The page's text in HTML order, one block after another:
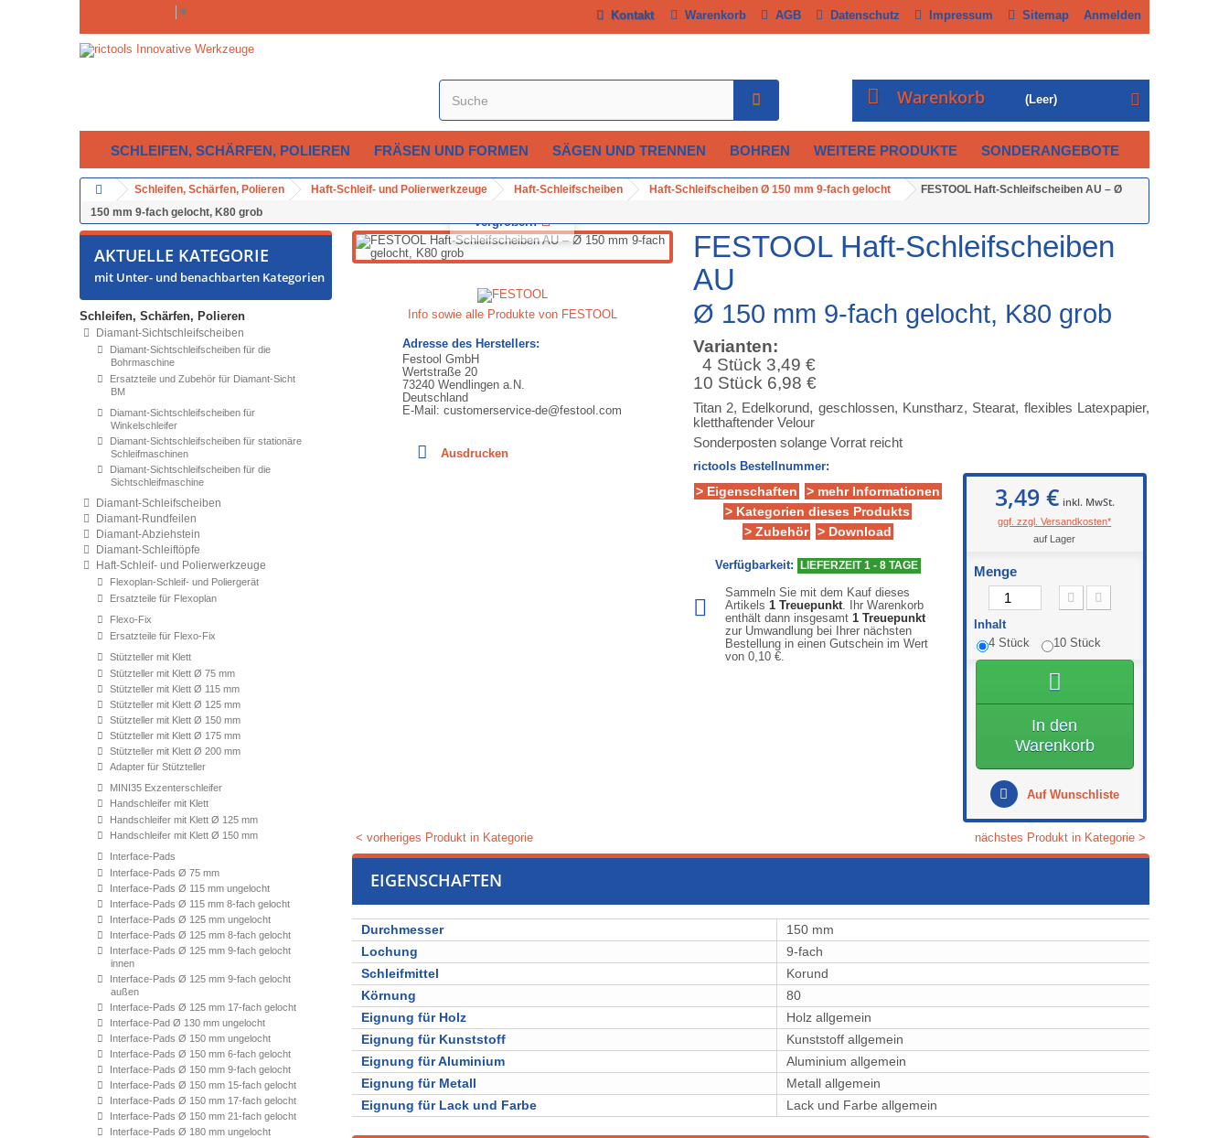
Anmelden
▼ Sitemap
Impressum
Datenschutz
AGB
Warenkorb
Kontakt
Warenkorb (Leer)
SCHLEIFEN, SCHÄRFEN, POLIEREN FRÄSEN UND FORMEN SÄGEN UND TRENNEN BOHREN WEITERE PRODUKTE SONDERANGEBOTE
Schleifen, Schärfen, Polieren Haft-Schleif- und Polierwerkzeuge Haft-Schleifscheiben Haft-Schleifscheiben Ø 150 mm 9-fach gelocht
FESTOOL Haft-Schleifscheiben AU – Ø
150 mm 9-fach gelocht, K80 grob
AKTUELLE KATEGORIE
mit Unter- und benachbarten Kategorien
Schleifen, Schärfen, Polieren
Diamant-Sichtschleifscheiben
Diamant-Sichtschleifscheiben für die
Bohrmaschine
Ersatzteile und Zubehör für Diamant-Sicht
BM
Diamant-Sichtschleifscheiben für
Winkelschleifer
Diamant-Sichtschleifscheiben für stationäre
Schleifmaschinen
Diamant-Sichtschleifscheiben für die
Sichtschleifmaschine
Diamant-Schleifscheiben
Diamant-Rundfeilen
Diamant-Abziehstein
Diamant-Schleiftöpfe
Haft-Schleif- und Polierwerkzeuge
Flexoplan-Schleif- und Poliergerät
Ersatzteile für Flexoplan
Flexo-Fix
Ersatzteile für Flexo-Fix
Stützteller mit Klett
Stützteller mit Klett Ø 75 mm
Stützteller mit Klett Ø 115 mm
Stützteller mit Klett Ø 125 mm
Stützteller mit Klett Ø 150 mm
Stützteller mit Klett Ø 175 mm
Stützteller mit Klett Ø 200 mm
Adapter für Stützteller
MINI35 Exzenterschleifer
Handschleifer mit Klett
Handschleifer mit Klett Ø 125 mm
Handschleifer mit Klett Ø 150 mm
Interface-Pads
Interface-Pads Ø 75 mm
Interface-Pads Ø 115 mm ungelocht
Interface-Pads Ø 115 mm 8-fach gelocht
Interface-Pads Ø 125 mm ungelocht
Interface-Pads Ø 125 mm 8-fach gelocht
Interface-Pads Ø 125 mm 9-fach gelocht
innen
Interface-Pads Ø 125 mm 9-fach gelocht
außen
Interface-Pads Ø 125 mm 17-fach gelocht
Interface-Pad Ø 130 mm ungelocht
Interface-Pads Ø 150 mm ungelocht
Interface-Pads Ø 150 mm 6-fach gelocht
Interface-Pads Ø 150 mm 9-fach gelocht
Interface-Pads Ø 150 mm 15-fach gelocht
Interface-Pads Ø 150 mm 17-fach gelocht
Interface-Pads Ø 150 mm 21-fach gelocht
Interface-Pads Ø 180 mm ungelocht
Vergrößern
Info sowie alle Produkte von FESTOOL
Adresse des Herstellers:
Festool GmbH
Wertstraße 20
73240 Wendlingen a.N.
Deutschland
E-Mail: customerservice-de@festool.com
Ausdrucken
FESTOOL Haft-Schleifscheiben
AU
Ø 150 mm 9-fach gelocht, K80 grob
Varianten:
4 Stück 3,49 €
10 Stück 6,98 €
Titan 2, Edelkorund, geschlossen, Kunstharz, Stearat, flexibles Latexpapier,
kletthaftender Velour
Sonderposten solange Vorrat reicht
rictools Bestellnummer:
> Eigenschaften
> mehr Informationen
> Kategorien dieses Produkts
> Zubehör
> Download
Verfügbarkeit: LIEFERZEIT 1 - 8 TAGE
Sammeln Sie mit dem Kauf dieses
Artikels 1Treuepunkt. Ihr Warenkorb
enthält dann insgesamt 1Treuepunkt
zur Umwandlung bei Ihrer nächsten
Bestellung in einen Gutschein im Wert
von 0,10 €.
3,49 € inkl. MwSt.
ggf. zzgl. Versandkosten*
auf Lager
Menge
Inhalt
4 Stück
10 Stück
In den
Warenkorb
Auf Wunschliste
< vorheriges Produkt in Kategorie nächstes Produkt in Kategorie >
EIGENSCHAFTEN
Durchmesser
150 mm
Lochung
9-fach
Schleifmittel
⁠⁠⁠Korund
Körnung
80
Eignung für Holz
Holz allgemein
Eignung für Kunststoff
Kunststoff allgemein
Eignung für Aluminium
Aluminium allgemein
Eignung für Metall
Metall allgemein
Eignung für Lack und Farbe
Lack und Farbe allgemein